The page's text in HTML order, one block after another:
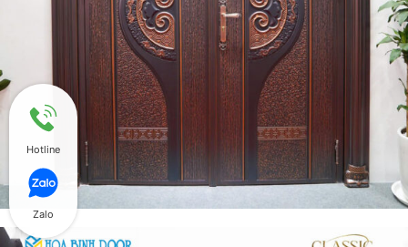
Hotline
Zalo